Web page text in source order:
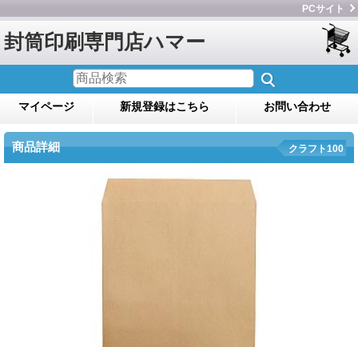
PCサイト
封筒印刷専門店ハマー
マイページ 新規登録はこちら お問い合わせ
商品詳細 クラフト100